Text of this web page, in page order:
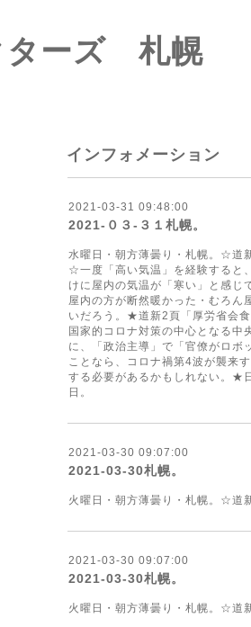
ターズ 札幌
インフォメーション
2021-03-31 09:48:00
2021‐０３‐３１札幌。
水曜日・朝方薄曇り・札幌。☆道
☆一度「高い気温」を経験すると
けに屋内の気温が「寒い」と感じ
屋内の方が断然暖かった・むろん
いだろう。★道新2頁「厚労省会
国家的コロナ対策の中心となる中
に、「政治主導」で「官僚がロボ
ことなら、コロナ禍第4波が襲来
する必要があるかもしれない。★
日。
2021-03-30 09:07:00
2021-03-30札幌。
火曜日・朝方薄曇り・札幌。☆道
2021-03-30 09:07:00
2021-03-30札幌。
火曜日・朝方薄曇り・札幌。☆道